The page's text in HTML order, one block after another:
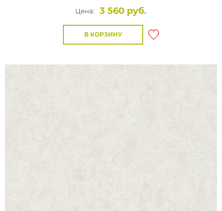
Цена:
3 560 руб.
В КОРЗИНУ